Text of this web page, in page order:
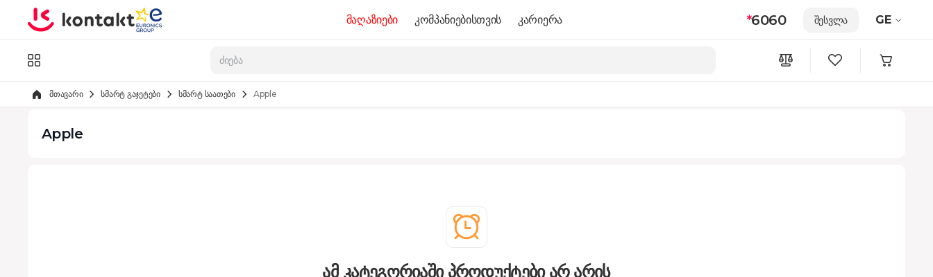
Skip to Content
მაღაზიები
კომპანიებისთვის კარიერა *6060 შესვლა GE
მთავარი სმარტ გაჯეტები სმარტ საათები Apple
Apple
ამ კატეგორიაში პროდუქტები არ არის